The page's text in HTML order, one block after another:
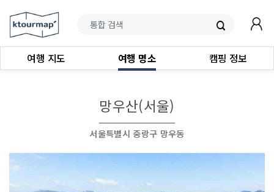
여행 지도 여행 명소 캠핑 정보
망우산(서울)
서울특별시 중랑구 망우동